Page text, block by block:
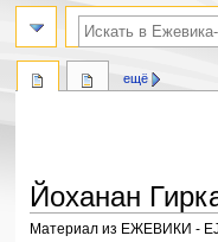
Йоханан
Материал из ЕЖЕВИКИ -
ещё
поиск по словам